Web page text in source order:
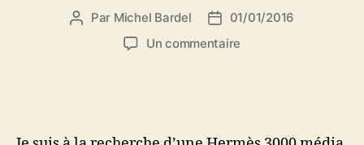
Auteur
Par Michel Bardel
Date
de
01/01/2016
Un commentaire